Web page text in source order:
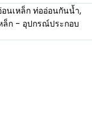
นเหล็ก ท่ออ่อนกันน้ำ,
ก - อุปกรณ์ประกอบ